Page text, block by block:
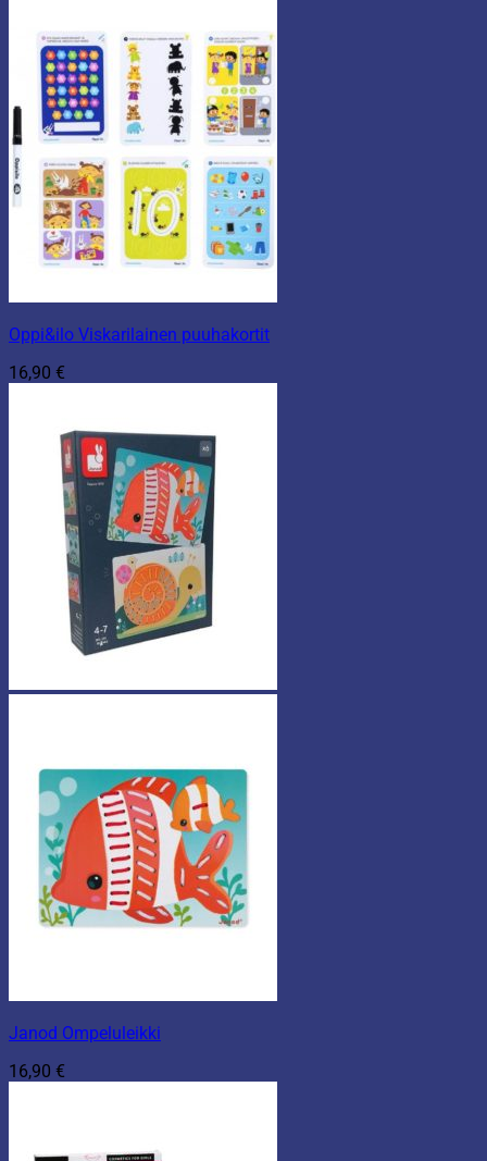
Oppi&ilo Viskarilainen puuhakortit
16,90 €
Janod Ompeluleikki
16,90 €